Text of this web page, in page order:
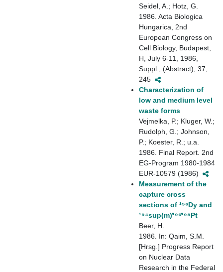
Seidel, A.; Hotz, G.
1986. Acta Biologica
Hungarica, 2nd
European Congress on
Cell Biology, Budapest,
H, July 6-11, 1986,
Suppl., (Abstract), 37,
245
Characterization of
low and medium level
waste forms
Vejmelka, P.; Kluger, W.;
Rudolph, G.; Johnson,
P.; Koester, R.; u.a.
1986. Final Report. 2nd
EG-Program 1980-1984
EUR-10579 (1986)
Measurement of the
capture cross
sections of ¹⁵⁶Dy and
¹⁹⁴sup(m)̓¹⁹⁶̓¹⁹⁸Pt
Beer, H.
1986. In: Qaim, S.M.
[Hrsg.] Progress Report
on Nuclear Data
Research in the Federal